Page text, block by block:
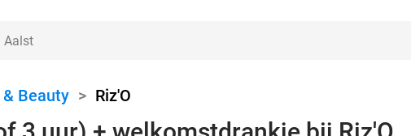
Beauty > Riz'O